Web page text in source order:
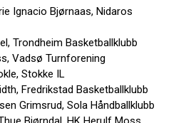
Ignacio Bjørnaas, Nidaros
Trondheim Basketballklubb
Vadsø Turnforening
Stokke IL
Fredrikstad Basketballklubb
Grimsrud, Sola Håndballklubb